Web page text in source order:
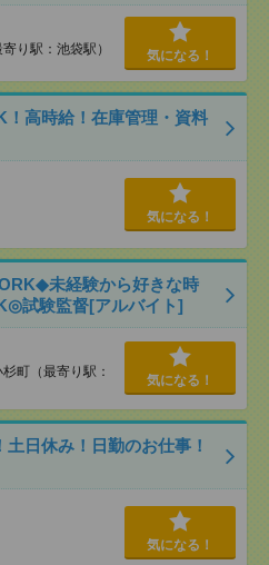
り駅：池袋駅） 気になる！
！高時給！在庫管理・資料
気になる！
未経験から好きな時
試験監督[アルバイト]
町（最寄り駅：
気になる！
日休み！日勤のお仕事！
気になる！